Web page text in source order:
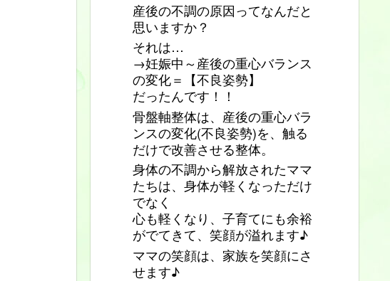
産後の不調の原因ってなんだと
思いますか？
それは…
→妊娠中～産後の重心バランス
の変化＝【不良姿勢】
だったんです！！
骨盤軸整体は、産後の重心バラ
ンスの変化(不良姿勢)を、触る
だけで改善させる整体。
身体の不調から解放されたママ
たちは、身体が軽くなっただけ
でなく
心も軽くなり、子育てにも余裕
がでてきて、笑顔が溢れます♪
ママの笑顔は、家族を笑顔にさ
せます♪